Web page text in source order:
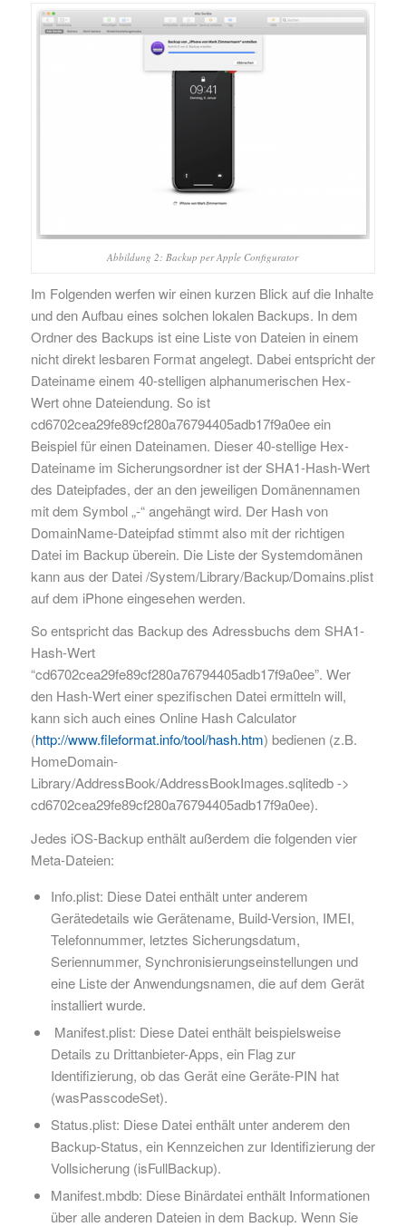
Abbildung 2: Backup per Apple Configurator
Im Folgenden werfen wir einen kurzen Blick auf die Inhalte
und den Aufbau eines solchen lokalen Backups. In dem
Ordner des Backups ist eine Liste von Dateien in einem
nicht direkt lesbaren Format angelegt. Dabei entspricht der
Dateiname einem 40-stelligen alphanumerischen Hex-
Wert ohne Dateiendung. So ist
cd6702cea29fe89cf280a76794405adb17f9a0ee ein
Beispiel für einen Dateinamen. Dieser 40-stellige Hex-
Dateiname im Sicherungsordner ist der SHA1-Hash-Wert
des Dateipfades, der an den jeweiligen Domänennamen
mit dem Symbol „-“ angehängt wird. Der Hash von
DomainName-Dateipfad stimmt also mit der richtigen
Datei im Backup überein. Die Liste der Systemdomänen
kann aus der Datei /System/Library/Backup/Domains.plist
auf dem iPhone eingesehen werden.
So entspricht das Backup des Adressbuchs dem SHA1-
Hash-Wert
“cd6702cea29fe89cf280a76794405adb17f9a0ee”. Wer
den Hash-Wert einer spezifischen Datei ermitteln will,
kann sich auch eines Online Hash Calculator
(http://www.fileformat.info/tool/hash.htm) bedienen (z.B.
HomeDomain-
Library/AddressBook/AddressBookImages.sqlitedb ->
cd6702cea29fe89cf280a76794405adb17f9a0ee).
Jedes iOS-Backup enthält außerdem die folgenden vier
Meta-Dateien:
Info.plist: Diese Datei enthält unter anderem
Gerätedetails wie Gerätename, Build-Version, IMEI,
Telefonnummer, letztes Sicherungsdatum,
Seriennummer, Synchronisierungseinstellungen und
eine Liste der Anwendungsnamen, die auf dem Gerät
installiert wurde.
Manifest.plist: Diese Datei enthält beispielsweise
Details zu Drittanbieter-Apps, ein Flag zur
Identifizierung, ob das Gerät eine Geräte-PIN hat
(wasPasscodeSet).
Status.plist: Diese Datei enthält unter anderem den
Backup-Status, ein Kennzeichen zur Identifizierung der
Vollsicherung (isFullBackup).
Manifest.mbdb: Diese Binärdatei enthält Informationen
über alle anderen Dateien in dem Backup. Wenn Sie